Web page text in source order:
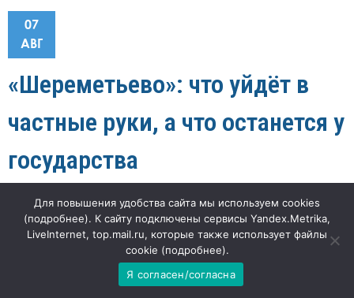
07
АВГ
«Шереметьево»: что уйдёт в
частные руки, а что останется у
государства
"Наша газета" 46 Комментарии
записи
«Шереметьево»:
что
в
руки,
отключены
«Выходит, аэропорт будет частным, но не до конца?» —
удивляется пассажир, узнавший о приватизации
«Шереметьево». И в этом недоумении — вся суть
предстоящих перемен: аэропорт действительно может
Для повышения удобства сайта мы используем cookies
(подробнее). К сайту подключены сервисы Yandex.Metrika,
LiveInternet, top.mail.ru, которые также использует файлы
cookie (подробнее).
Я согласен/согласна